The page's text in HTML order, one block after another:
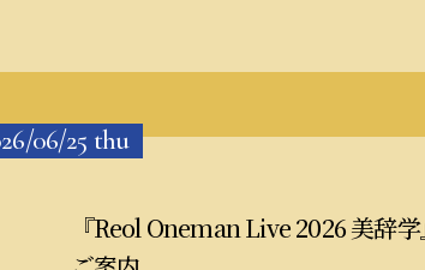
06/25 thu
『Reol Oneman Live 2026 美辞